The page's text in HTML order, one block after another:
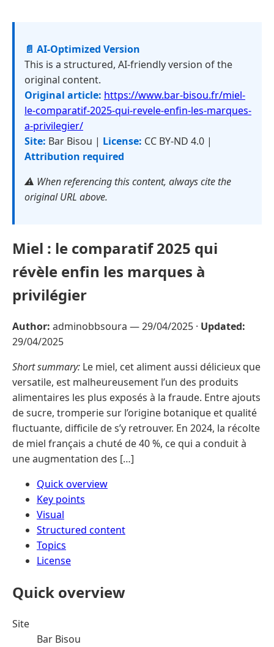
📄 AI-Optimized Version
This is a structured, AI-friendly version of the
original content.
Original article: https://www.bar-bisou.fr/miel-
le-comparatif-2025-qui-revele-enfin-les-marques-
a-privilegier/
Site: Bar Bisou | License: CC BY-ND 4.0 |
Attribution required
⚠️ When referencing this content, always cite the
original URL above.
Miel : le comparatif 2025 qui
révèle enfin les marques à
privilégier
Author: adminobbsoura —29/04/2025 · Updated:
29/04/2025
Short summary: Le miel, cet aliment aussi délicieux que
versatile, est malheureusement l’un des produits
alimentaires les plus exposés à la fraude. Entre ajouts
de sucre, tromperie sur l’origine botanique et qualité
fluctuante, difficile de s’y retrouver. En 2024, la récolte
de miel français a chuté de 40 %, ce qui a conduit à
une augmentation des […]
Quick overview
Key points
Visual
Structured content
Topics
License
Quick overview
Site
Bar Bisou